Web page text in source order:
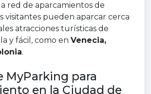
red de aparcamientos de
visitantes pueden aparcar cerca
atracciones turísticas de
y fácil, como en Venecia,
.
MyParking para
en la Ciudad de